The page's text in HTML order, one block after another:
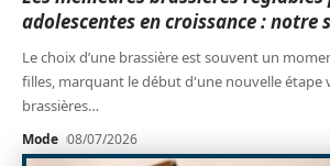
adolescentes en croissance : notre
Le choix d’une brassière est souvent un
filles, marquant le début d'une nouvelle étape
brassières…
Mode 08/07/2026